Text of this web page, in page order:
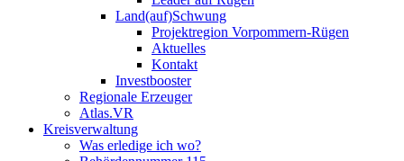
Land(auf)Schwung
Projektregion Vorpommern-Rügen
Aktuelles
Kontakt
Investbooster
Regionale Erzeuger
Atlas.VR
Kreisverwaltung
Was erledige ich wo?